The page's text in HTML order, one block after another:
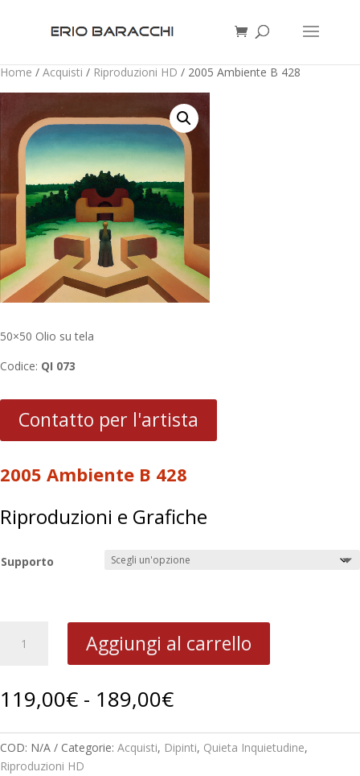
Home / Acquisti / Riproduzioni HD / 2005 Ambiente B 428
50×50 Olio su tela
Codice: QI 073
Contatto per l'artista
2005 Ambiente B 428
Riproduzioni e Grafiche
Supporto
Ambiente
quantità
Aggiungi al carrello
119,00€ - 189,00€Fascia
di
prezzo:
da
COD: N/A Categorie: Acquisti, Dipinti, Quieta Inquietudine,
Riproduzioni HD